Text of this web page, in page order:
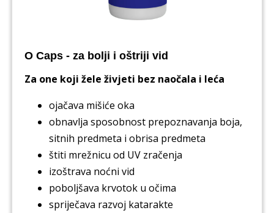
O Caps - za bolji i oštriji vid
Za one koji žele živjeti bez naočala i leća
ojačava mišiće oka
obnavlja sposobnost prepoznavanja boja,
sitnih predmeta i obrisa predmeta
štiti mrežnicu od UV zračenja
izoštrava noćni vid
poboljšava krvotok u očima
spriječava razvoj katarakte